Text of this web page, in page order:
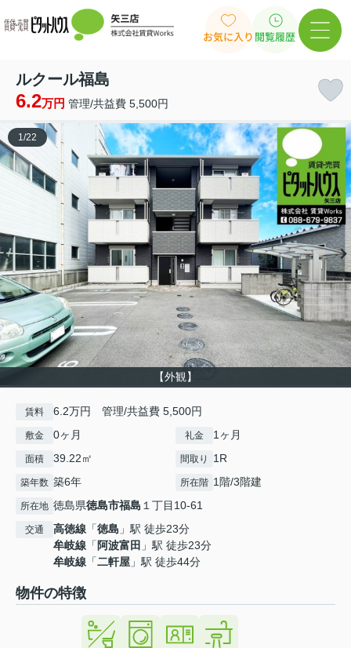
お気に入り 閲覧履歴
ルクール福島
6.2万円 管理/共益費 5,500円
【外観】
1/22
賃料 6.2万円 管理/共益費 5,500円
敷金 0ヶ月 礼金 1ヶ月
面積 39.22㎡ 間取り 1R
築年数 築6年 所在階 1階/3階建
所在地 徳島県徳島市福島 １丁目10-61
交通 高徳線 「徳島 」駅 徒歩23分
牟岐線 「 阿波富田 」駅 徒歩23分
牟岐線 「二軒屋 」駅 徒歩44分
物件の特徴